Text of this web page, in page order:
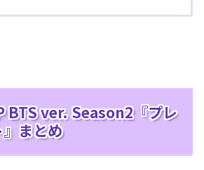
BTS ver. Season2『プレ
まとめ